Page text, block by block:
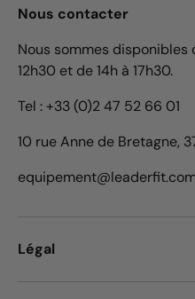
Nous contacter
Nous sommes
12h30 et de 14h à 17h30.
Tel : +33 (0)2 47 52 66 01
10 rue Anne de Bretagne,
Légal